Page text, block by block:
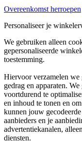
Overeenkomst herroepen
Personaliseer je
We gebruiken alleen
gepersonaliseerde
toestemming.
Hiervoor verzamelen we
gedrag en apparaten.
voortdurend te
en inhoud te tonen en
kunnen jouw
aanbieders en je
advertentiekanalen,
diensten.